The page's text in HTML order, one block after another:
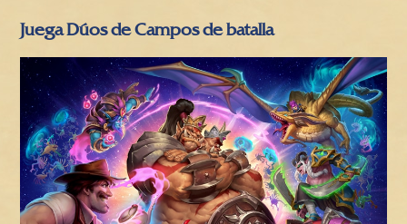
Juega Dúos de Campos de batalla